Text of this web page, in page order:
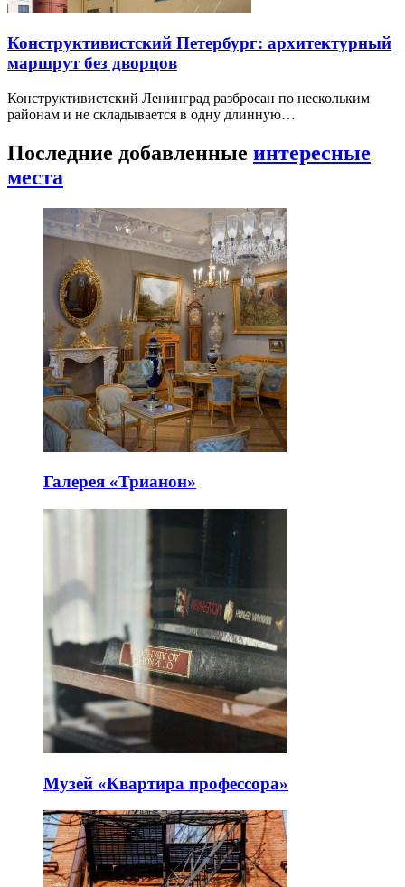
Конструктивистский Петербург: архитектурный
маршрут без дворцов
Конструктивистский Ленинград разбросан по нескольким
районам и не складывается в одну длинную…
Последние добавленные интересные
места
Галерея «Трианон»
Музей «Квартира профессора»